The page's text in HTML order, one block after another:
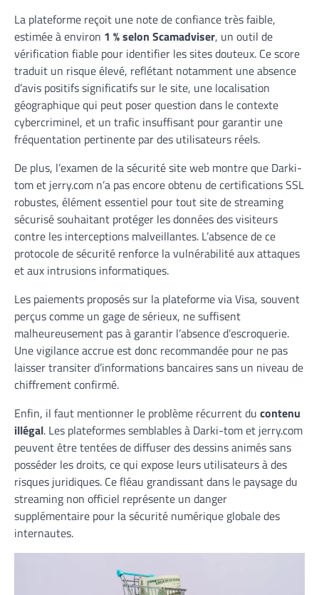
La plateforme reçoit une note de confiance très faible,
estimée à environ 1 % selon Scamadviser, un outil de
vérification fiable pour identifier les sites douteux. Ce score
traduit un risque élevé, reflétant notamment une absence
d’avis positifs significatifs sur le site, une localisation
géographique qui peut poser question dans le contexte
cybercriminel, et un trafic insuffisant pour garantir une
fréquentation pertinente par des utilisateurs réels.
De plus, l’examen de la sécurité site web montre que Darki-
tom et jerry.com n’a pas encore obtenu de certifications SSL
robustes, élément essentiel pour tout site de streaming
sécurisé souhaitant protéger les données des visiteurs
contre les interceptions malveillantes. L’absence de ce
protocole de sécurité renforce la vulnérabilité aux attaques
et aux intrusions informatiques.
Les paiements proposés sur la plateforme via Visa, souvent
perçus comme un gage de sérieux, ne suffisent
malheureusement pas à garantir l’absence d’escroquerie.
Une vigilance accrue est donc recommandée pour ne pas
laisser transiter d’informations bancaires sans un niveau de
chiffrement confirmé.
Enfin, il faut mentionner le problème récurrent du contenu
illégal. Les plateformes semblables à Darki-tom et jerry.com
peuvent être tentées de diffuser des dessins animés sans
posséder les droits, ce qui expose leurs utilisateurs à des
risques juridiques. Ce fléau grandissant dans le paysage du
streaming non officiel représente un danger
supplémentaire pour la sécurité numérique globale des
internautes.